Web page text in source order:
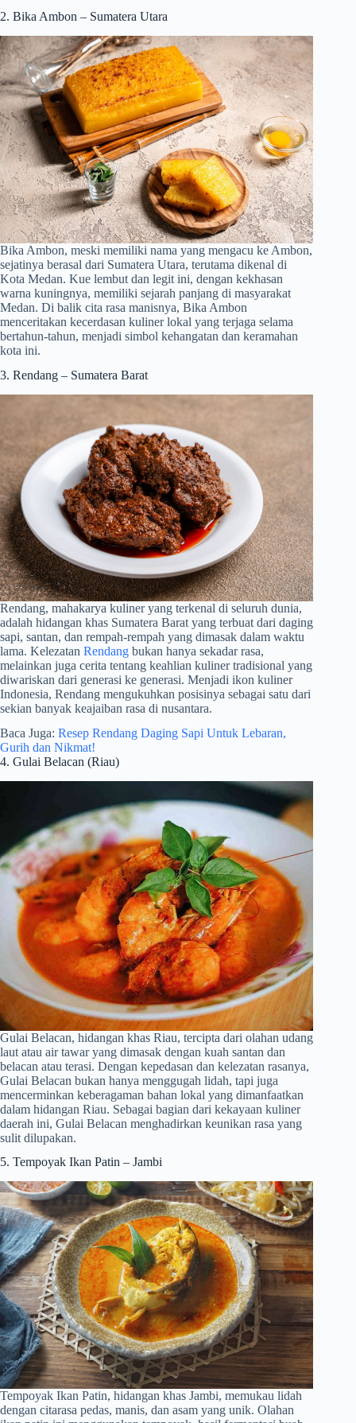
2. Bika Ambon – Sumatera Utara
Bika Ambon, meski memiliki nama yang mengacu ke Ambon,
sejatinya berasal dari Sumatera Utara, terutama dikenal di
Kota Medan. Kue lembut dan legit ini, dengan kekhasan
warna kuningnya, memiliki sejarah panjang di masyarakat
Medan. Di balik cita rasa manisnya, Bika Ambon
menceritakan kecerdasan kuliner lokal yang terjaga selama
bertahun-tahun, menjadi simbol kehangatan dan keramahan
kota ini.
3. Rendang – Sumatera Barat
Rendang, mahakarya kuliner yang terkenal di seluruh dunia,
adalah hidangan khas Sumatera Barat yang terbuat dari daging
sapi, santan, dan rempah-rempah yang dimasak dalam waktu
lama. Kelezatan Rendang bukan hanya sekadar rasa,
melainkan juga cerita tentang keahlian kuliner tradisional yang
diwariskan dari generasi ke generasi. Menjadi ikon kuliner
Indonesia, Rendang mengukuhkan posisinya sebagai satu dari
sekian banyak keajaiban rasa di nusantara.
Baca Juga: Resep Rendang Daging Sapi Untuk Lebaran,
Gurih dan Nikmat!
4. Gulai Belacan (Riau)
Gulai Belacan, hidangan khas Riau, tercipta dari olahan udang
laut atau air tawar yang dimasak dengan kuah santan dan
belacan atau terasi. Dengan kepedasan dan kelezatan rasanya,
Gulai Belacan bukan hanya menggugah lidah, tapi juga
mencerminkan keberagaman bahan lokal yang dimanfaatkan
dalam hidangan Riau. Sebagai bagian dari kekayaan kuliner
daerah ini, Gulai Belacan menghadirkan keunikan rasa yang
sulit dilupakan.
5. Tempoyak Ikan Patin – Jambi
Tempoyak Ikan Patin, hidangan khas Jambi, memukau lidah
dengan citarasa pedas, manis, dan asam yang unik. Olahan